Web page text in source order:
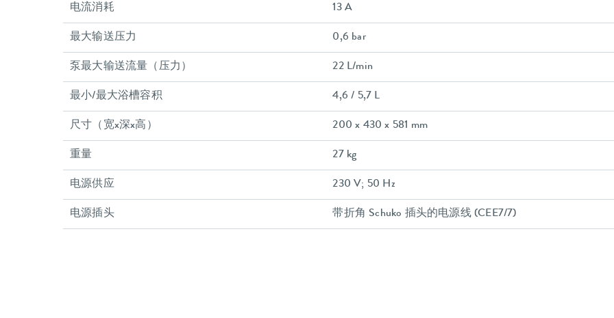
电流消耗 13 A
最大输送压力 0,6 bar
泵最大输送流量（压力） 22 L/min
最小/最大浴槽容积 4,6 / 5,7 L
尺寸（宽x深x高） 200 x 430 x 581 mm
重量 27 kg
电源供应 230 V; 50 Hz
电源插头 带折角 Schuko 插头的电源线 (CEE7/7)